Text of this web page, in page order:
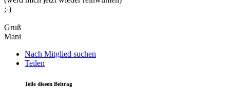
;-)
Gruß
Mani
Nach Mitglied suchen
Teilen
Teile diesen Beitrag